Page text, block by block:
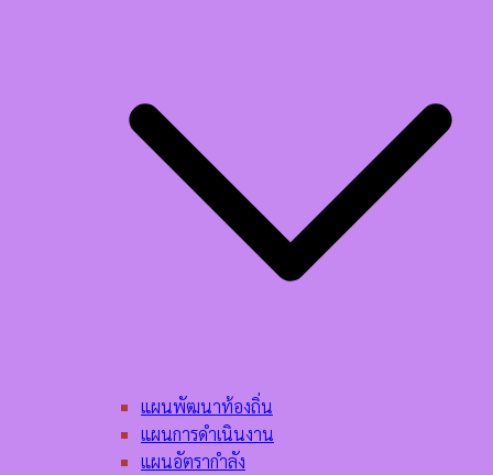
แผนพัฒนาท้องถิ่น
แผนการดำเนินงาน
แผนอัตรากำลัง